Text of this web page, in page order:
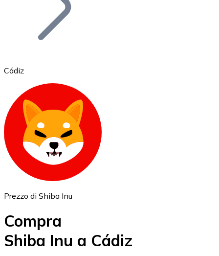
Ethereum
ETH
Cádiz
Prezzo di Shiba Inu
Compra
Shiba Inu a Cádiz